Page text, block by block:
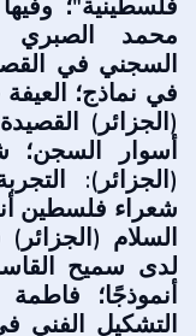
فلسطينية"؛
محمد الصبري
السجني في
في نماذج؛
(الجزائر)
أسوار السجن؛
(الجزائر):
شعراء فلسطين
السلام
لدى سميح
أنموذجًا؛
التشكيل